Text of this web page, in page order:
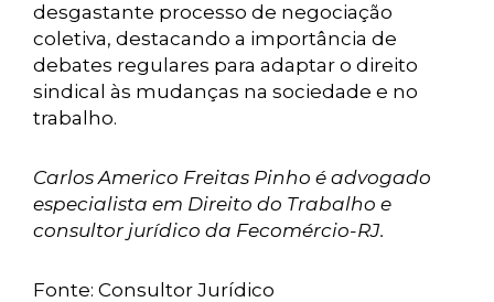
desgastante processo de negociação
coletiva, destacando a importância de
debates regulares para adaptar o direito
sindical às mudanças na sociedade e no
trabalho.
Carlos Americo Freitas Pinho é advogado
especialista em Direito do Trabalho e
consultor jurídico da Fecomércio-RJ.
Fonte: Consultor Jurídico